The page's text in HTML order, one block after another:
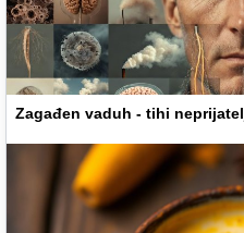
Zagađen vaduh - tihi